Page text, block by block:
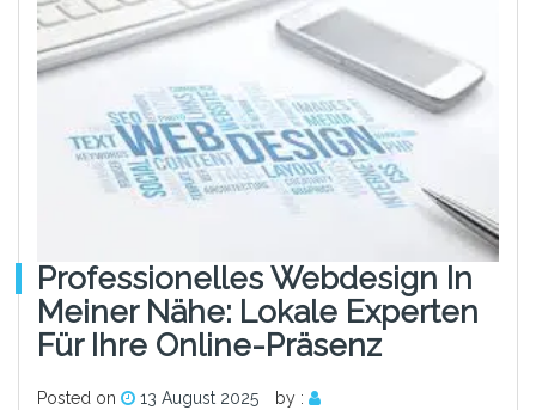
Professionelles Webdesign In
Meiner Nähe: Lokale Experten
Für Ihre Online-Präsenz
Posted on 13 August 2025
by :